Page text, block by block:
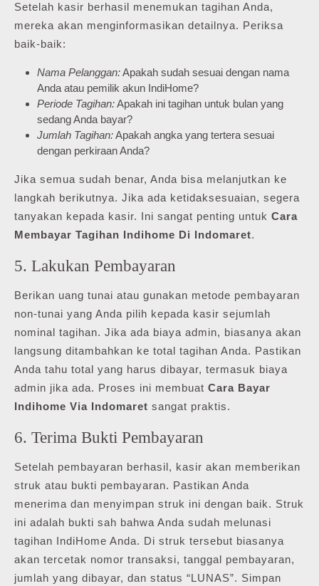
Setelah kasir berhasil menemukan tagihan Anda,
mereka akan menginformasikan detailnya. Periksa
baik-baik:
Nama Pelanggan:Apakah sudah sesuai dengan nama
Anda atau pemilik akun IndiHome?
Periode Tagihan:Apakah ini tagihan untuk bulan yang
sedang Anda bayar?
Jumlah Tagihan:Apakah angka yang tertera sesuai
dengan perkiraan Anda?
Jika semua sudah benar, Anda bisa melanjutkan ke
langkah berikutnya. Jika ada ketidaksesuaian, segera
tanyakan kepada kasir. Ini sangat penting untuk Cara
Membayar Tagihan Indihome Di Indomaret.
5. Lakukan Pembayaran
Berikan uang tunai atau gunakan metode pembayaran
non-tunai yang Anda pilih kepada kasir sejumlah
nominal tagihan. Jika ada biaya admin, biasanya akan
langsung ditambahkan ke total tagihan Anda. Pastikan
Anda tahu total yang harus dibayar, termasuk biaya
admin jika ada. Proses ini membuat Cara Bayar
Indihome Via Indomaret sangat praktis.
6. Terima Bukti Pembayaran
Setelah pembayaran berhasil, kasir akan memberikan
struk atau bukti pembayaran. Pastikan Anda
menerima dan menyimpan struk ini dengan baik. Struk
ini adalah bukti sah bahwa Anda sudah melunasi
tagihan IndiHome Anda. Di struk tersebut biasanya
akan tercetak nomor transaksi, tanggal pembayaran,
jumlah yang dibayar, dan status “LUNAS”. Simpan